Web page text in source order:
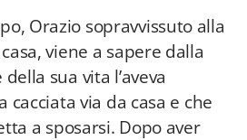
Orazio sopravvissuto alla
viene a sapere dalla
sua vita l’aveva
cacciata via da casa e che
a sposarsi. Dopo aver